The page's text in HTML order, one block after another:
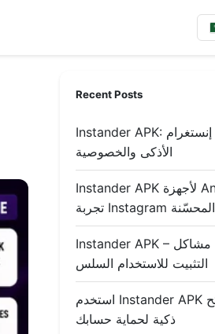
Recent Posts
Instander APK: ميزات إنستغرام
الأذكى والخصوصية
Instander APK لأجهزة Android –
تجربة Instagram المحسّنة
Instander APK – إصلاح مشاكل
التثبيت للاستخدام السلس
استخدم Instander APK بأمان: نصائح
ذكية لحماية حسابك